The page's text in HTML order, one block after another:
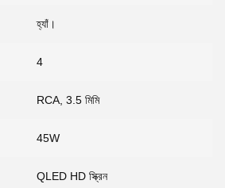
হ্যাঁ।
4
RCA, 3.5 মিমি
45W
QLED HD স্ক্রিন